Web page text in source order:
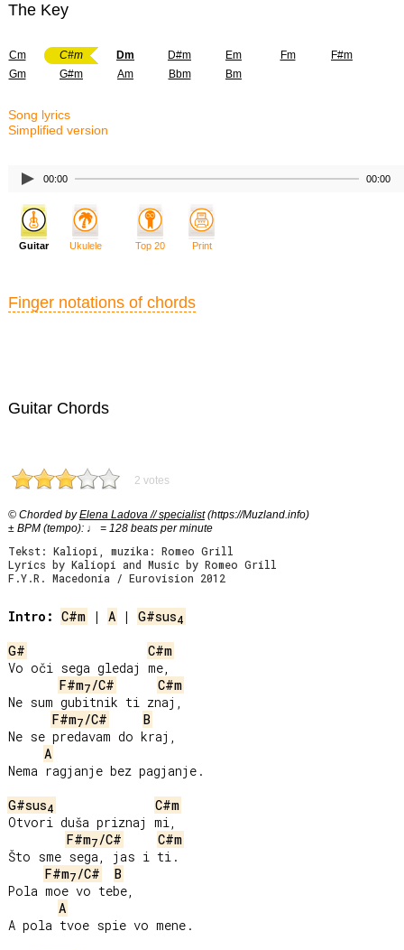
The Key
Cm C#m Dm D#m Em Fm
F#m
Gm
G#m Am Bbm Bm
Song lyrics
Simplified version
00:00 00:00
Guitar Chords
2 votes
© Chorded byElena Ladova // specialist(https://Muzland.info)
± BPM (tempo): ♩ = 128 beats per minute
Tekst: Kaliopi, muzika: Romeo Grill
Lyrics by Kaliopi and Music by Romeo Grill
F.Y.R. Macedonia / Eurovision 2012
Intro: C#m | A | G#sus4
G#
C#m
Vo oči sega gledaj me,
F#m7/C#
C#m
Ne sum gubitnik ti znaj,
F#m7/C#
B
Ne se predavam do kraj,
A
Nema ragjanje bez pagjanje.
G#sus4
C#m
Otvori duša priznaj mi,
F#m7/C#
C#m
Što sme sega, jas i ti.
F#m7/C#
B
Pola moe vo tebe,
A
A pola tvoe spie vo mene.
Guitar Ukulele Top 20 Print
Finger notations of chords